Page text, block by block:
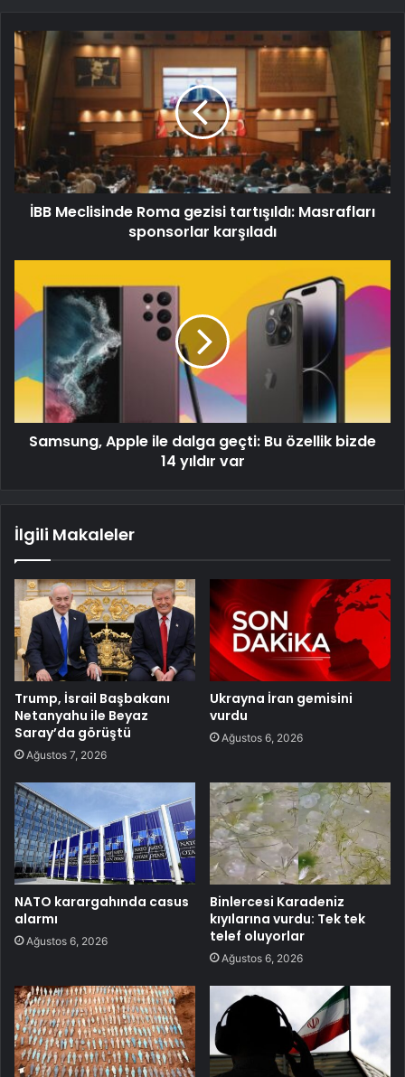
İBB Meclisinde Roma gezisi tartışıldı: Masrafları
sponsorlar karşıladı
Samsung, Apple ile dalga geçti: Bu özellik bizde
14 yıldır var
İlgili Makaleler
Trump, İsrail Başbakanı
Netanyahu ile Beyaz
Saray’da görüştü
Ağustos 7, 2026
Ukrayna İran gemisini
vurdu
Ağustos 6, 2026
NATO karargahında casus
alarmı
Ağustos 6, 2026
Binlercesi Karadeniz
kıyılarına vurdu: Tek tek
telef oluyorlar
Ağustos 6, 2026